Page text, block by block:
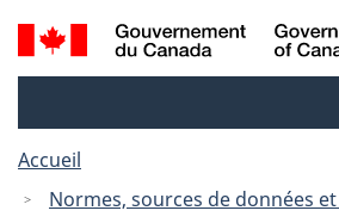
Passer
au
Passer
à
Recherche
et
Accueil
Normes, sources de données